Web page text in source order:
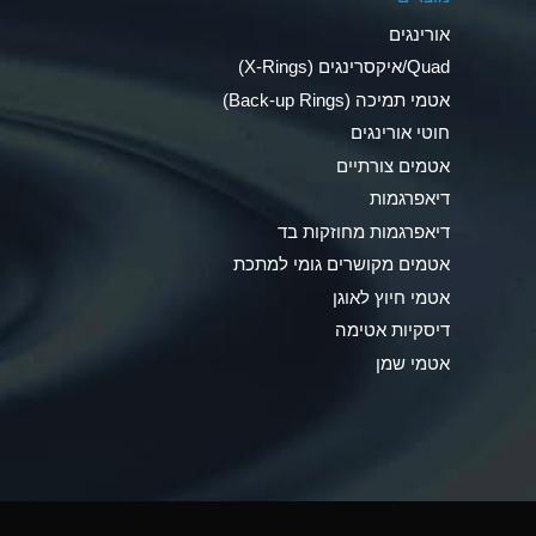
Ammonia Gas (hot)
Ammonium Carbonate (Aqueous)
Ammonium Chloride (Aqueous)
Ammonium Hydroxide (conc.)
Ammonium Nitrate (Aqueous)
Ammonium Nitrite (Aqueous)
Ammonium Sulfate (Aqueous)
אורינגים
Quad/איקסרינגים (X-Rings)
אטמי תמיכה (Back-up Rings)
חוטי אורינגים
אטמים צורתיים
דיאפרגמות
דיאפרגמות מחוזקות בד
אטמים מקושרים גומי למתכת
אטמי חיוץ לאוגן
דיסקיות אטימה
אטמי שמן